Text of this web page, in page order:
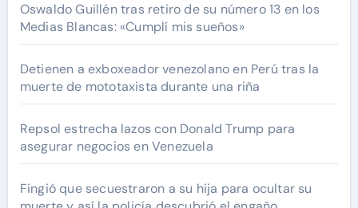
Oswaldo Guillén tras retiro de su número 13 en los
Medias Blancas: «Cumplí mis sueños»
Detienen a exboxeador venezolano en Perú tras la
muerte de mototaxista durante una riña
Repsol estrecha lazos con Donald Trump para
asegurar negocios en Venezuela
Fingió que secuestraron a su hija para ocultar su